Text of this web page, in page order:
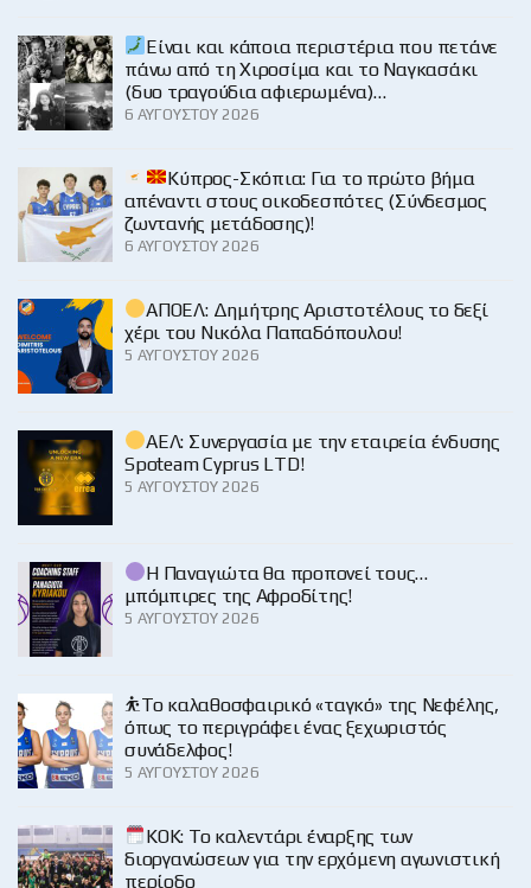
Είναι και κάποια περιστέρια που πετάνε
πάνω από τη Χιροσίμα και το Ναγκασάκι
(δυο τραγούδια αφιερωμένα)…
6 ΑΥΓΟΎΣΤΟΥ 2026
Κύπρος-Σκόπια: Για το πρώτο βήμα
απέναντι στους οικοδεσπότες (Σύνδεσμος
ζωντανής μετάδοσης)!
6 ΑΥΓΟΎΣΤΟΥ 2026
ΑΠΟΕΛ: Δημήτρης Αριστοτέλους το δεξί
χέρι του Νικόλα Παπαδόπουλου!
5 ΑΥΓΟΎΣΤΟΥ 2026
ΑΕΛ: Συνεργασία με την εταιρεία ένδυσης
Spoteam Cyprus LTD!
5 ΑΥΓΟΎΣΤΟΥ 2026
Η Παναγιώτα θα προπονεί τους…
μπόμπιρες της Αφροδίτης!
5 ΑΥΓΟΎΣΤΟΥ 2026
⛹️‍Το καλαθοσφαιρικό «ταγκό» της Νεφέλης,
όπως το περιγράφει ένας ξεχωριστός
συνάδελφος!
5 ΑΥΓΟΎΣΤΟΥ 2026
KOK: Το καλεντάρι έναρξης των
διοργανώσεων για την ερχόμενη αγωνιστική
περίοδο